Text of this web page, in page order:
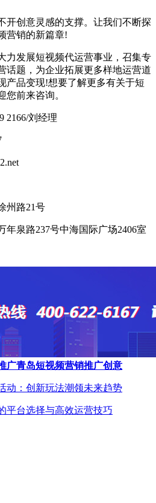
开创意灵感的支撑。让我们不断探
营销的新篇章!
发展短视频代运营事业，召集专
话题，为企业拓展更多样地运营道
产品变现!想要了解更多有关于短
您前来咨询。
刘经理
路21号
泉路237号中海国际广场2406室
广青岛短视频营销推广创意
动：创新玩法潮领未来趋势
平台选择与高效运营技巧